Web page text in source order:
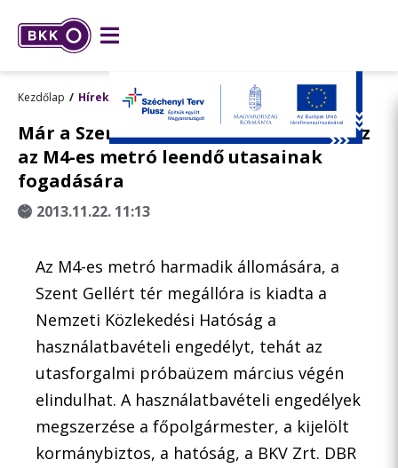
Kezdőlap Hírek
Már a Szent Gellért tér állomás is kész
az M4-es metró leendő utasainak
fogadására
2013.11.22. 11:13
Az M4-es metró harmadik állomására, a
Szent Gellért tér megállóra is kiadta a
Nemzeti Közlekedési Hatóság a
használatbavételi engedélyt, tehát az
utasforgalmi próbaüzem március végén
elindulhat. A használatbavételi engedélyek
megszerzése a főpolgármester, a kijelölt
kormánybiztos, a hatóság, a BKV Zrt. DBR